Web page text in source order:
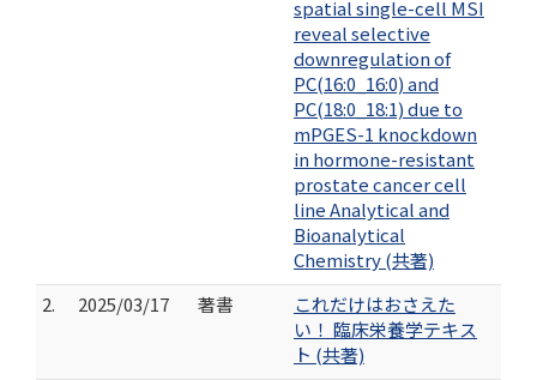
spatial single-cell MSI
reveal selective
downregulation of
PC(16:0_16:0) and
PC(18:0_18:1) due to
mPGES-1 knockdown
in hormone-resistant
prostate cancer cell
line Analytical and
Bioanalytical
Chemistry (共著)
2.
2025/03/17 著書
これだけはおさえた
い！ 臨床栄養学テキス
ト (共著)